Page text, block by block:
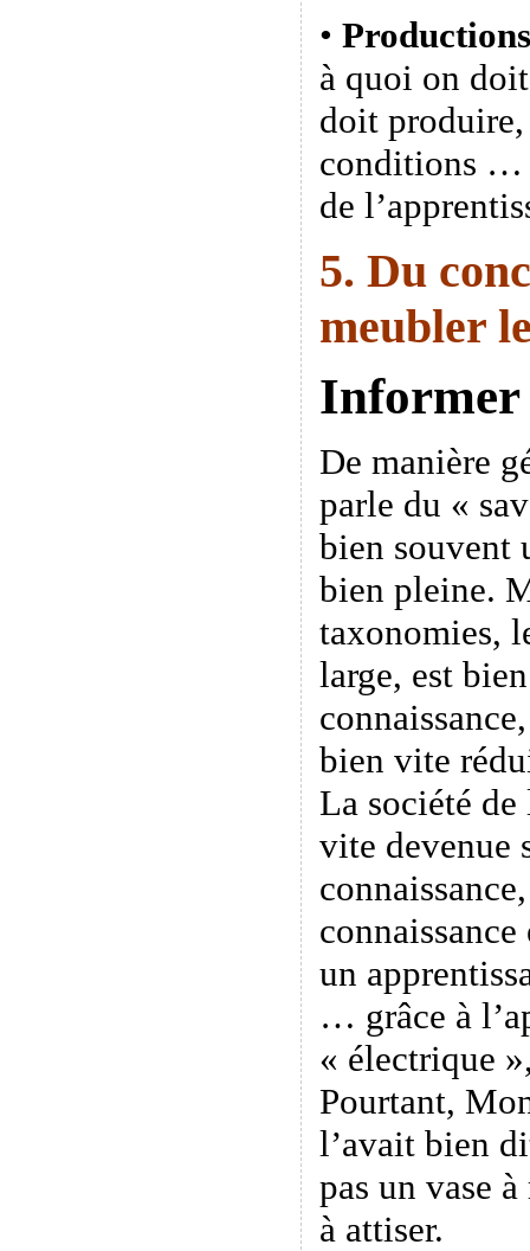
• Productions
à quoi on
doit
conditions …
de
5. Du
meubler
Informer
De manière
parle du «
bien souvent
bien pleine.
taxonomies,
large, est
bien vite
La société
vite devenue
un
… grâce à
« électrique
Pourtant,
l’avait bien
pas un vase
à attiser.